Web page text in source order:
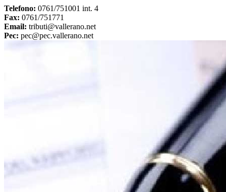
Telefono: 0761/751001 int. 4
Fax: 0761/751771
Email: tributi@vallerano.net
Pec: pec@pec.vallerano.net